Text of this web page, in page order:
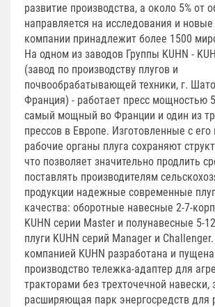
развитие производства, а около 5% от
направляется на исследования и
компании принадлежит более 1500
На одном из заводов Группы KUHN -
(завод по производству плугов и
почвообрабатывающей техники, г.
Франция) - работает пресс мощностью
самый мощный во Франции и один из
прессов в Европе. Изготовленные с
рабочие органы плуга сохраняют
что позволяет значительно продлить
поставлять производителям
продукции надежные современные
качества: оборотные навесные 2-7-
KUHN серии Master и полунавесные 5-
плуги KUHN серий Manager и
компанией KUHN разработана и
производство тележка-адаптер для
тракторами без трехточечной навески,
расширяющая парк энергосредств для